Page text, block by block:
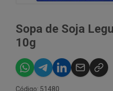
Sopa de Soja
10g
Código: 51480